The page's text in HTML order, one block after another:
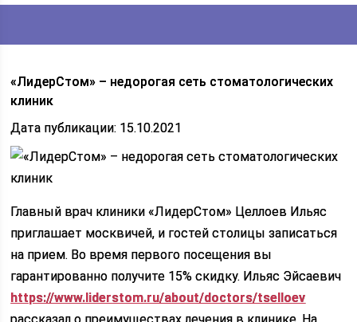
«ЛидерСтом» – недорогая сеть стоматологических
клиник
Дата публикации: 15.10.2021
Главный врач клиники «ЛидерСтом» Целлоев Ильяс
приглашает москвичей, и гостей столицы записаться
на прием. Во время первого посещения вы
гарантированно получите 15% скидку. Ильяс Эйсаевич
https://www.liderstom.ru/about/doctors/tselloev